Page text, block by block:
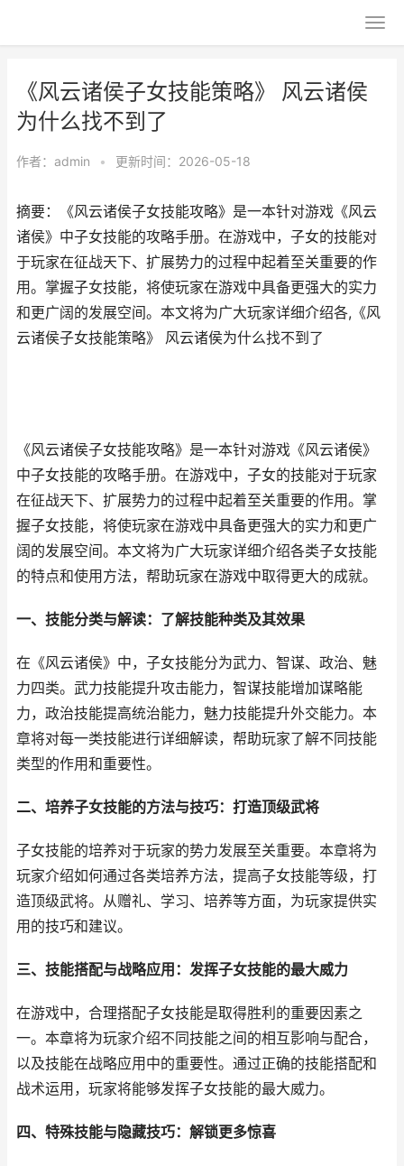
《风云诸侯子女技能策略》 风云诸侯
为什么找不到了
作者： admin • 更新时间：2026-05-18
摘要：《风云诸侯子女技能攻略》是一本针对游戏《风云
诸侯》中子女技能的攻略手册。在游戏中，子女的技能对
于玩家在征战天下、扩展势力的过程中起着至关重要的作
用。掌握子女技能，将使玩家在游戏中具备更强大的实力
和更广阔的发展空间。本文将为广大玩家详细介绍各,《风
云诸侯子女技能策略》 风云诸侯为什么找不到了
《风云诸侯子女技能攻略》是一本针对游戏《风云诸侯》
中子女技能的攻略手册。在游戏中，子女的技能对于玩家
在征战天下、扩展势力的过程中起着至关重要的作用。掌
握子女技能，将使玩家在游戏中具备更强大的实力和更广
阔的发展空间。本文将为广大玩家详细介绍各类子女技能
的特点和使用方法，帮助玩家在游戏中取得更大的成就。
一、技能分类与解读：了解技能种类及其效果
在《风云诸侯》中，子女技能分为武力、智谋、政治、魅
力四类。武力技能提升攻击能力，智谋技能增加谋略能
力，政治技能提高统治能力，魅力技能提升外交能力。本
章将对每一类技能进行详细解读，帮助玩家了解不同技能
类型的作用和重要性。
二、培养子女技能的方法与技巧：打造顶级武将
子女技能的培养对于玩家的势力发展至关重要。本章将为
玩家介绍如何通过各类培养方法，提高子女技能等级，打
造顶级武将。从赠礼、学习、培养等方面，为玩家提供实
用的技巧和建议。
三、技能搭配与战略应用：发挥子女技能的最大威力
在游戏中，合理搭配子女技能是取得胜利的重要因素之
一。本章将为玩家介绍不同技能之间的相互影响与配合，
以及技能在战略应用中的重要性。通过正确的技能搭配和
战术运用，玩家将能够发挥子女技能的最大威力。
四、特殊技能与隐藏技巧：解锁更多惊喜